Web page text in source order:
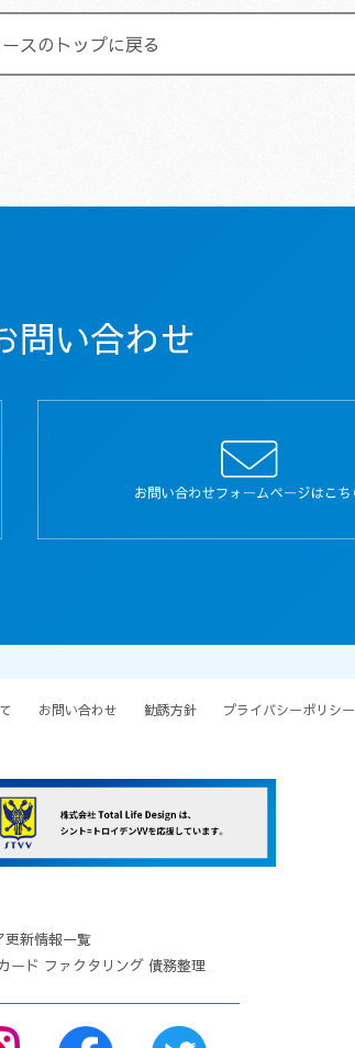
スのトップに戻る
問い合わせ
お問い合わせ 勧誘方針 プライバシーポリシー
更新情報一覧
ード ファクタリング 債務整理